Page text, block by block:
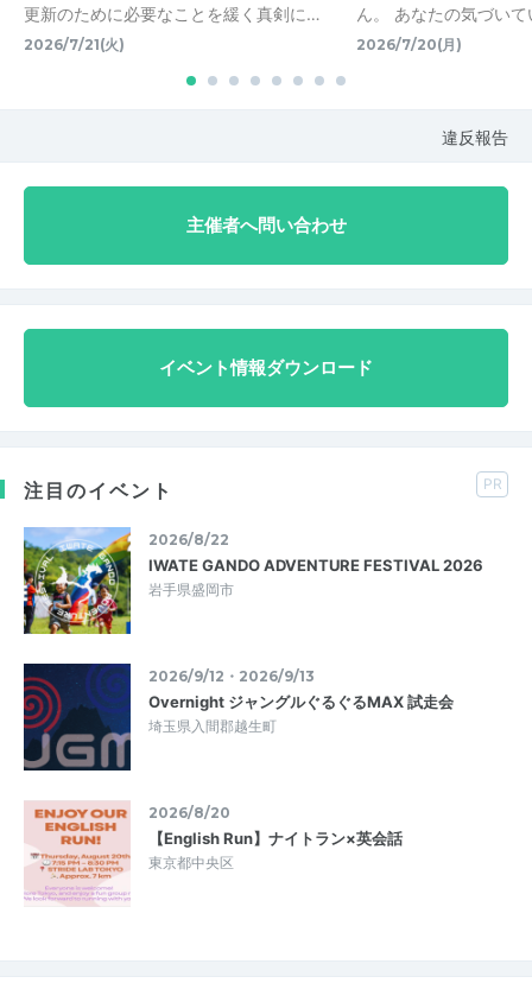
更新のために必要なことを緩く真剣に…
2026/7/21(火)
ん。 あなたの気づい
2026/7/20(月)
違反報告
主催者へ問い合わせ
イベント情報ダウンロード
注目のイベント PR
2026/8/22
IWATE GANDO ADVENTURE FESTIVAL 2026
岩手県盛岡市
2026/9/12・2026/9/13
Overnight ジャングルぐるぐるMAX 試走会
埼玉県入間郡越生町
2026/8/20
【English Run】ナイトラン×英会話
東京都中央区